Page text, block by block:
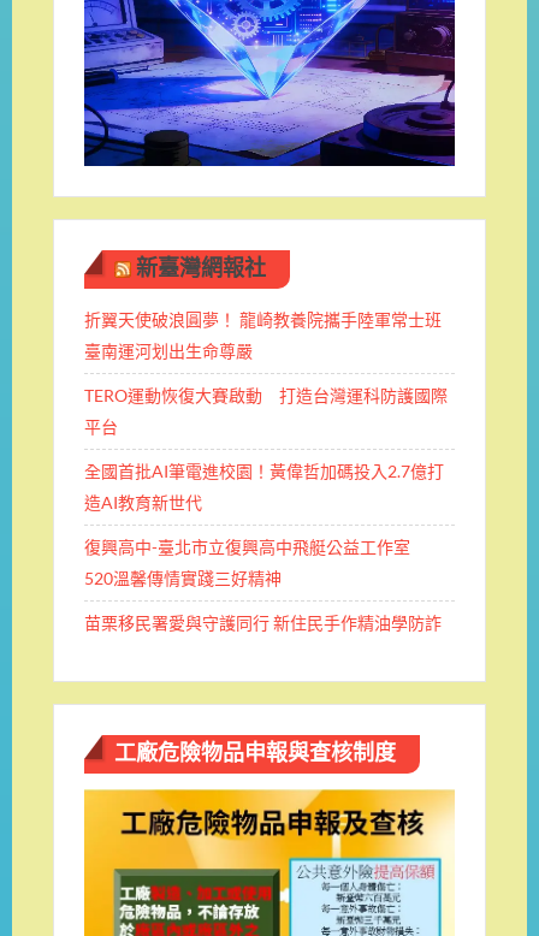
新臺灣網報社
折翼天使破浪圓夢！ 龍崎教養院攜手陸軍常士班 ​
臺南運河划出生命尊嚴
TERO運動恢復大賽啟動 打造台灣運科防護國際
平台
全國首批AI筆電進校園！黃偉哲加碼投入2.7億打
造AI教育新世代
復興高中-臺北市立復興高中飛艇公益工作室
520溫馨傳情實踐三好精神
苗栗移民署愛與守護同行 新住民手作精油學防詐
工廠危險物品申報與查核制度